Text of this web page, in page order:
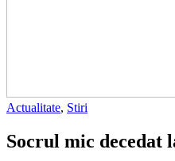
Actualitate, Stiri
Socrul mic decedat